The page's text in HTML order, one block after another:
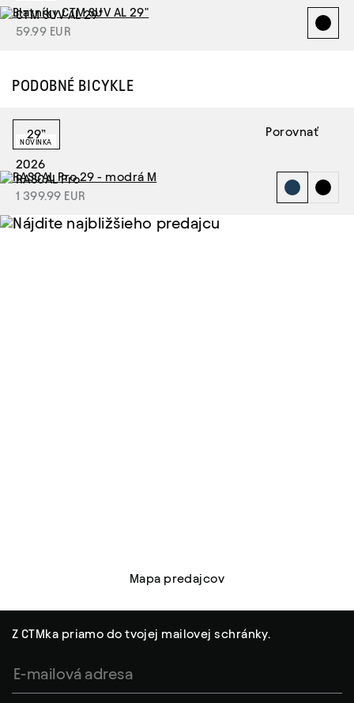
CTM SUV AL 29"
59.99 EUR
PODOBNÉ BICYKLE
29” Porovnať
NOVINKA
2026
RASCAL Pro
1 399.99 EUR
Nájdite
Mapa predajcov
Z CTMka priamo do tvojej mailovej schránky.